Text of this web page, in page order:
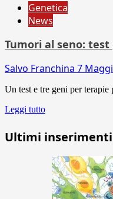
Genetica
News
Tumori al seno:
Salvo Franchina 7
Un test e tre geni per terapie
Leggi tutto
Ultimi inserimenti